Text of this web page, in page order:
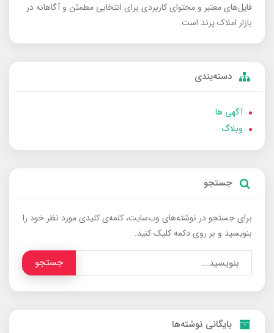
فایل‌های معتبر و محتوای کاربردی برای انتخابی مطمئن و آگاهانه در
بازار املاک پرند است.
دسته‌بندی
آگهی ها
وبلاگ
جستجو
برای جستجو در نوشته‌های وب‌سایت، کلمه‌ی کلیدی مورد نظر خود را
بنویسید و بر روی دکمه کلیک کنید.
جستجو
بایگانی نوشته‌ها